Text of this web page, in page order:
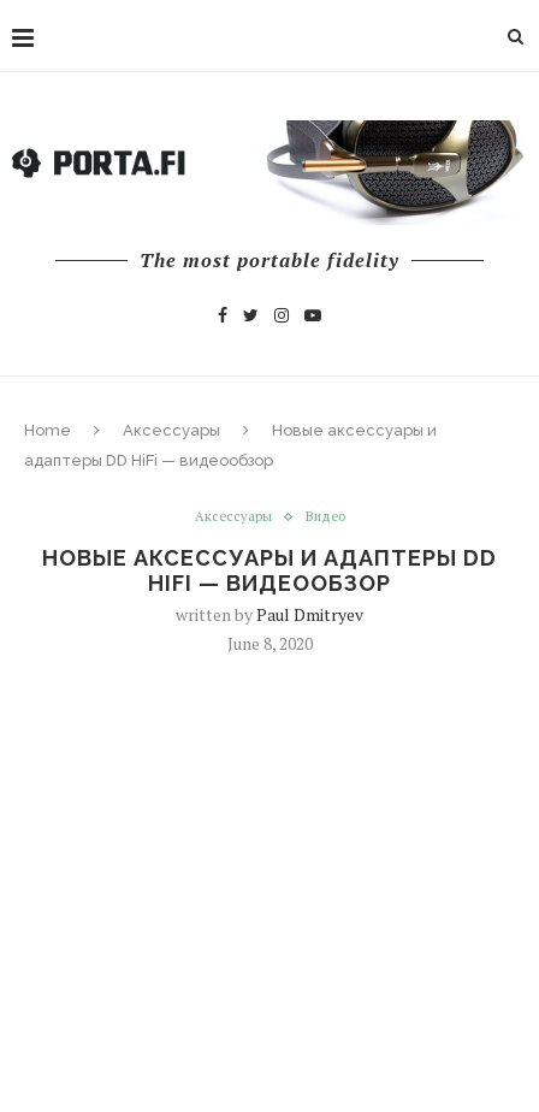
The most portable fidelity
Home Аксессуары
Новые аксессуары и
адаптеры DD HiFi — видеообзор
Аксессуары Видео
НОВЫЕ АКСЕССУАРЫ И АДАПТЕРЫ DD
HIFI — ВИДЕООБЗОР
written byPaul Dmitryev
June 8, 2020